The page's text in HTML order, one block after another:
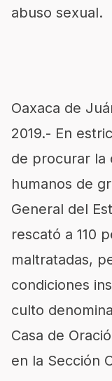
abuso sexual.
Oaxaca de
2019.- En
de procurar la
humanos de
General del
rescató a 110
maltratadas,
condiciones
culto
Casa de
en la Sección